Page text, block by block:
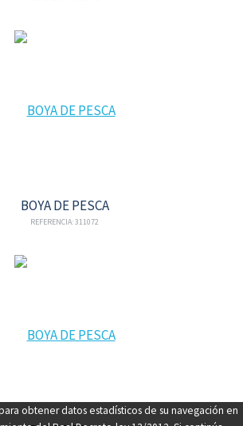
BOYA DE PESCA
REFERENCIA: 311072
obtener datos estadísticos de su navegación en